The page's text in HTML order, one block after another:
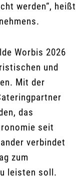
werden“, heißt
Worbis 2026
und
Mit der
das
seit
verbindet
zum
leisten soll.